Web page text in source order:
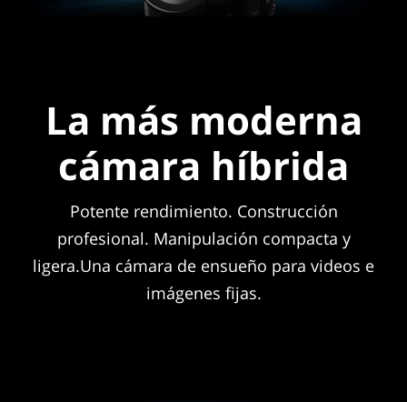
La más moderna
cámara híbrida
Potente rendimiento. Construcción
profesional. Manipulación compacta y
ligera.Una cámara de ensueño para videos e
imágenes fijas.